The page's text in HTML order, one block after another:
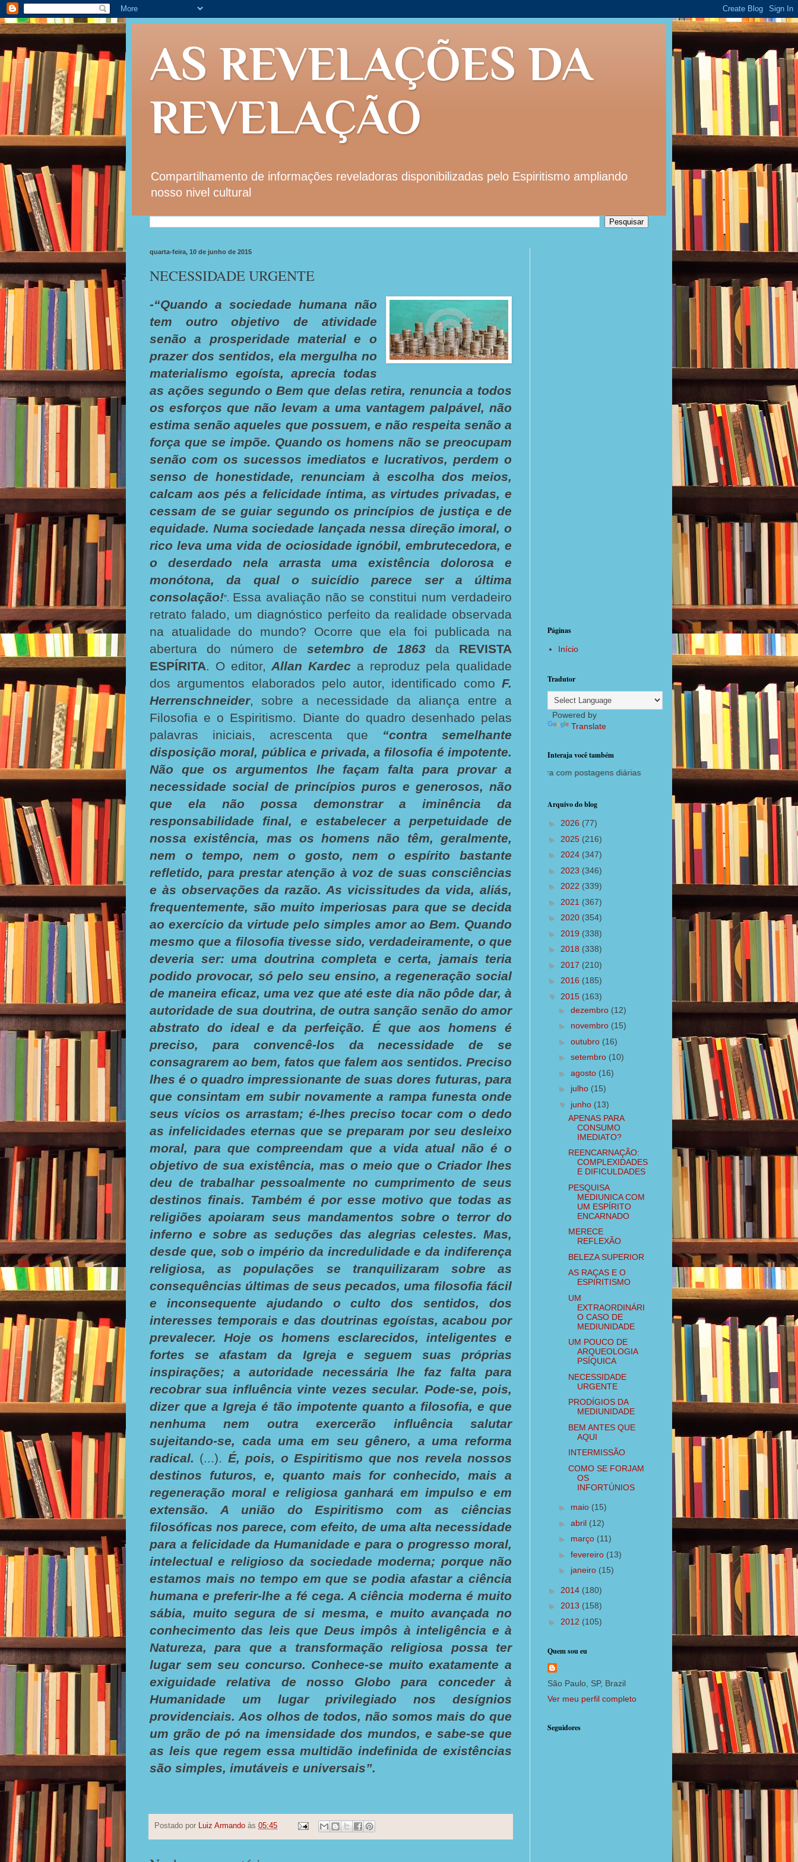
AS REVELAÇÕES DA
REVELAÇÃO
Compartilhamento de informações reveladoras disponibilizadas pelo Espiritismo ampliando
nosso nivel cultural
quarta-feira, 10 de junho de 2015
NECESSIDADE URGENTE
-“Quando a sociedade humana não
tem outro objetivo de atividade
senão a prosperidade material e o
prazer dos sentidos, ela mergulha no
materialismo egoísta, aprecia todas
as ações segundo o Bem que delas retira, renuncia a todos
os esforços que não levam a uma vantagem palpável, não
estima senão aqueles que possuem, e não respeita senão a
força que se impõe. Quando os homens não se preocupam
senão com os sucessos imediatos e lucrativos, perdem o
senso de honestidade, renunciam à escolha dos meios,
calcam aos pés a felicidade íntima, as virtudes privadas, e
cessam de se guiar segundo os princípios de justiça e de
equidade. Numa sociedade lançada nessa direção imoral, o
rico leva uma vida de ociosidade ignóbil, embrutecedora, e
o deserdado nela arrasta uma existência dolorosa e
monótona, da qual o suicídio parece ser a última
consolação!”. Essa avaliação não se constitui num verdadeiro
retrato falado, um diagnóstico perfeito da realidade observada
na atualidade do mundo? Ocorre que ela foi publicada na
abertura do número de setembro de 1863 da REVISTA
ESPÍRITA. O editor,Allan Kardec a reproduz pela qualidade
dos argumentos elaborados pelo autor, identificado como F.
Herrenschneider, sobre a necessidade da aliança entre a
Filosofia e o Espiritismo. Diante do quadro desenhado pelas
palavras iniciais, acrescenta que “contra semelhante
disposição moral, pública e privada, a filosofia é impotente.
Não que os argumentos lhe façam falta para provar a
necessidade social de princípios puros e generosos, não
que ela não possa demonstrar a iminência da
responsabilidade final, e estabelecer a perpetuidade de
nossa existência, mas os homens não têm, geralmente,
nem o tempo, nem o gosto, nem o espírito bastante
refletido, para prestar atenção à voz de suas consciências
e às observações da razão. As vicissitudes da vida, aliás,
frequentemente, são muito imperiosas para que se decida
ao exercício da virtude pelo simples amor ao Bem. Quando
mesmo que a filosofia tivesse sido, verdadeiramente, o que
deveria ser: uma doutrina completa e certa, jamais teria
podido provocar, só pelo seu ensino, a regeneração social
de maneira eficaz, uma vez que até este dia não pôde dar, à
autoridade de sua doutrina, de outra sanção senão do amor
abstrato do ideal e da perfeição. É que aos homens é
preciso, para convencê-los da necessidade de se
consagrarem ao bem, fatos que falem aos sentidos. Preciso
lhes é o quadro impressionante de suas dores futuras, para
que consintam em subir novamente a rampa funesta onde
seus vícios os arrastam; é-lhes preciso tocar com o dedo
as infelicidades eternas que se preparam por seu desleixo
moral, para que compreendam que a vida atual não é o
objetivo de sua existência, mas o meio que o Criador lhes
deu de trabalhar pessoalmente no cumprimento de seus
destinos finais. Também é por esse motivo que todas as
religiões apoiaram seus mandamentos sobre o terror do
inferno e sobre as seduções das alegrias celestes. Mas,
desde que, sob o império da incredulidade e da indiferença
religiosa, as populações se tranquilizaram sobre as
consequências últimas de seus pecados, uma filosofia fácil
e inconsequente ajudando o culto dos sentidos, dos
interesses temporais e das doutrinas egoístas, acabou por
prevalecer. Hoje os homens esclarecidos, inteligentes e
fortes se afastam da Igreja e seguem suas próprias
inspirações; a autoridade necessária lhe faz falta para
recobrar sua influência vinte vezes secular. Pode-se, pois,
dizer que a Igreja é tão impotente quanto a filosofia, e que
nenhuma nem outra exercerão influência salutar
sujeitando-se, cada uma em seu gênero, a uma reforma
radical. (...). É, pois, o Espiritismo que nos revela nossos
destinos futuros, e, quanto mais for conhecido, mais a
regeneração moral e religiosa ganhará em impulso e em
extensão. A união do Espiritismo com as ciências
filosóficas nos parece, com efeito, de uma alta necessidade
para a felicidade da Humanidade e para o progresso moral,
intelectual e religioso da sociedade moderna; porque não
estamos mais no tempo em que se podia afastar a ciência
humana e preferir-lhe a fé cega. A ciência moderna é muito
sábia, muito segura de si mesma, e muito avançada no
conhecimento das leis que Deus impôs à inteligência e à
Natureza, para que a transformação religiosa possa ter
lugar sem seu concurso. Conhece-se muito exatamente a
exiguidade relativa de nosso Globo para conceder à
Humanidade um lugar privilegiado nos desígnios
providenciais. Aos olhos de todos, não somos mais do que
um grão de pó na imensidade dos mundos, e sabe-se que
as leis que regem essa multidão indefinida de existências
são simples, imutáveis e universais”.
Postado por Luiz Armando às 05:45
Páginas
Início
Tradutor
Powered by
Translate
Interaja você também
agora com postagens diárias
Arquivo do blog
► 2026 (77)
► 2025 (216)
► 2024 (347)
► 2023 (346)
► 2022 (339)
► 2021 (367)
► 2020 (354)
► 2019 (338)
► 2018 (338)
► 2017 (210)
► 2016 (185)
▼ 2015 (163)
► dezembro (12)
► novembro (15)
► outubro (16)
► setembro (10)
► agosto (16)
► julho (15)
▼ junho (13)
APENAS PARA
CONSUMO
IMEDIATO?
REENCARNAÇÃO:
COMPLEXIDADES
E DIFICULDADES
PESQUISA
MEDIUNICA COM
UM ESPÍRITO
ENCARNADO
MERECE
REFLEXÃO
BELEZA SUPERIOR
AS RAÇAS E O
ESPIRITISMO
UM
EXTRAORDINÁRI
O CASO DE
MEDIUNIDADE
UM POUCO DE
ARQUEOLOGIA
PSÍQUICA
NECESSIDADE
URGENTE
PRODÍGIOS DA
MEDIUNIDADE
BEM ANTES QUE
AQUI
INTERMISSÃO
COMO SE FORJAM
OS
INFORTÚNIOS
► maio (15)
► abril (12)
► março (11)
► fevereiro (13)
► janeiro (15)
► 2014 (180)
► 2013 (158)
► 2012 (105)
Quem sou eu
São Paulo, SP, Brazil
Ver meu perfil completo
Seguidores